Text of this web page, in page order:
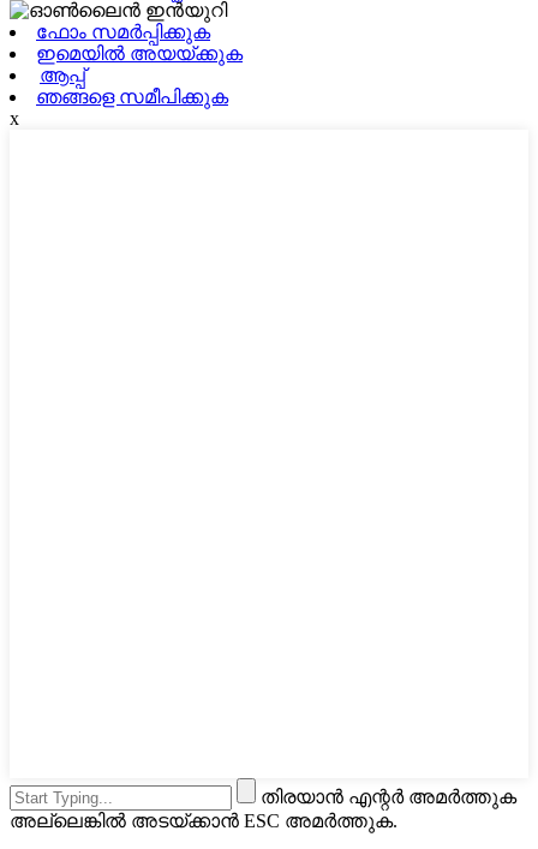
ഫോം സമർപ്പിക്കുക
ഇമെയിൽ അയയ്ക്കുക
ആപ്പ്
ഞങ്ങളെ സമീപിക്കുക
x
തിരയാൻ എന്റർ അമർത്തുക
അല്ലെങ്കിൽ അടയ്ക്കാൻ ESC അമർത്തുക.